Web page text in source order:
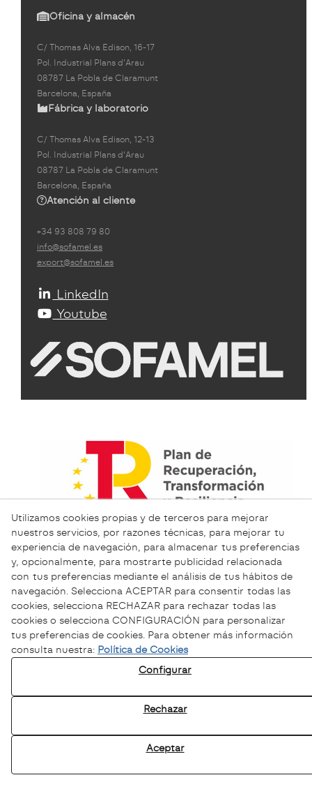
Oficina y almacén
C/ Thomas Alva Edison, 16-17
Pol. Industrial Plans d'Arau
08787 La Pobla de Claramunt
Barcelona, España
Fábrica y laboratorio
C/ Thomas Alva Edison, 12-13
Pol. Industrial Plans d'Arau
08787 La Pobla de Claramunt
Barcelona, España
Atención al cliente
+34 93 808 79 80
info@sofamel.es
export@sofamel.es
LinkedIn
Youtube
Utilizamos cookies propias y de terceros para mejorar
nuestros servicios, por razones técnicas, para mejorar tu
experiencia de navegación, para almacenar tus preferencias
y, opcionalmente, para mostrarte publicidad relacionada
con tus preferencias mediante el análisis de tus hábitos de
navegación. Selecciona ACEPTAR para consentir todas las
cookies, selecciona RECHAZAR para rechazar todas las
cookies o selecciona CONFIGURACIÓN para personalizar
tus preferencias de cookies. Para obtener más información
consulta nuestra: Política de Cookies
Configurar
Rechazar
Aceptar